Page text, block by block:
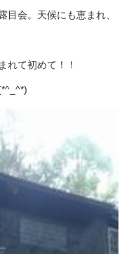
会。天候にも恵まれ、
れて初めて！！